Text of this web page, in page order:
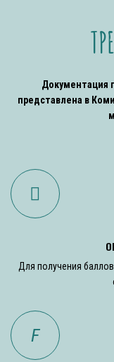
Документация
представлена в
Для получения